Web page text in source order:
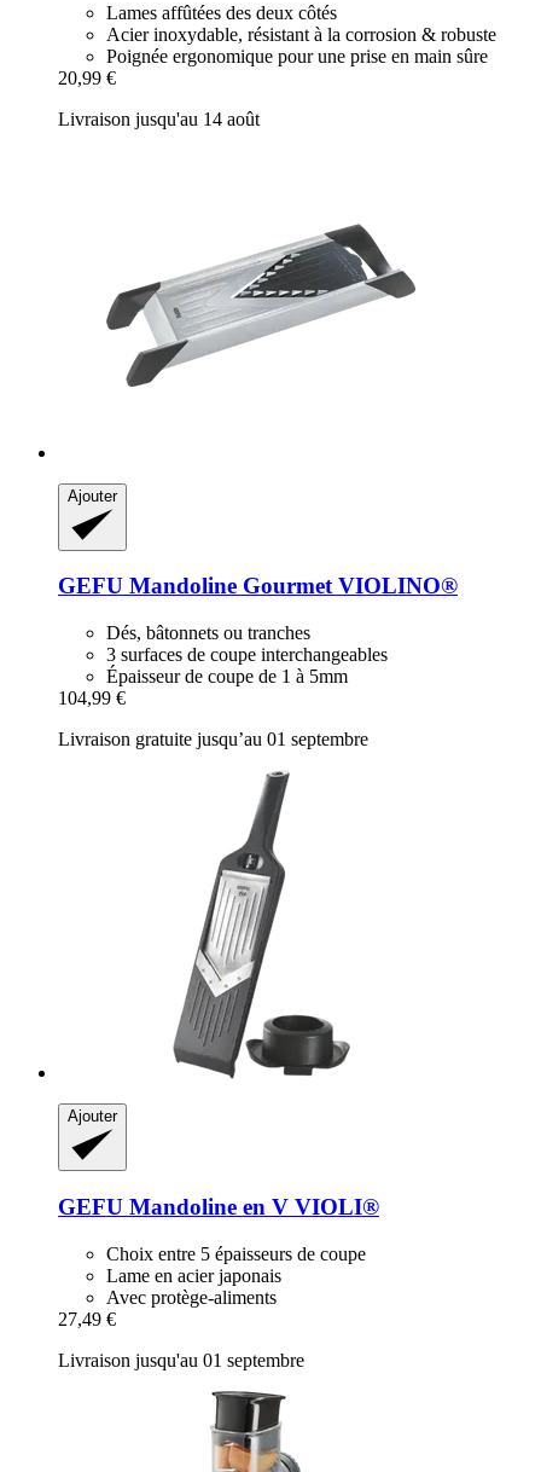
Lames affûtées des deux côtés
Acier inoxydable, résistant à la corrosion & robuste
Poignée ergonomique pour une prise en main sûre
20,99 €
Livraison jusqu'au 14 août
Ajouter
GEFU Mandoline Gourmet VIOLINO®
Dés, bâtonnets ou tranches
3 surfaces de coupe interchangeables
Épaisseur de coupe de 1 à 5mm
104,99 €
Livraison gratuite jusqu’au 01 septembre
Ajouter
GEFU Mandoline en V VIOLI®
Choix entre 5 épaisseurs de coupe
Lame en acier japonais
Avec protège-aliments
27,49 €
Livraison jusqu'au 01 septembre